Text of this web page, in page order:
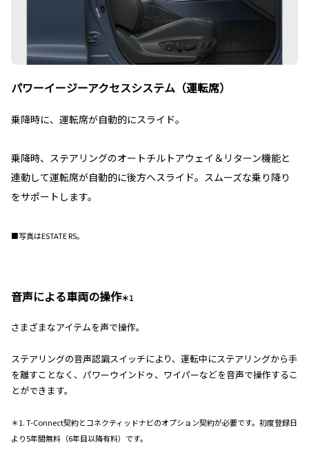
パワーイージーアクセスシステム（運転席）
乗降時に、運転席が自動的にスライド。
乗降時、ステアリングのオートチルトアウェイ＆リターン機能と
連動して運転席が自動的に後方へスライド。スムーズな乗り降り
をサポートします。
■写真はESTATE RS。
音声による車両の操作＊1
さまざまなアイテムを声で操作。
ステアリングの音声認識スイッチにより、運転中にステアリングから手
を離すことなく、パワーウインドゥ、ワイパーなどを音声で操作するこ
とができます。
＊1. T-Connect契約とコネクティッドナビのオプション契約が必要です。初度登録日
より5年間無料（6年目以降有料）です。